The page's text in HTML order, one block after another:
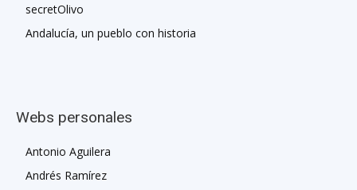
secretOlivo
Andalucía, un pueblo con historia
Webs personales
Antonio Aguilera
Andrés Ramírez